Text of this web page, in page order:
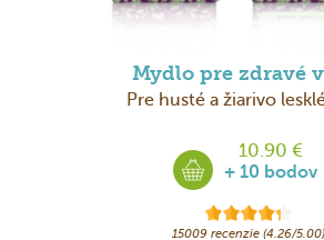
Mydlo pre zdravé
Pre husté a žiarivo
10.90 €
+ 10 bodov
15009 recenzie (4.26/5.00)